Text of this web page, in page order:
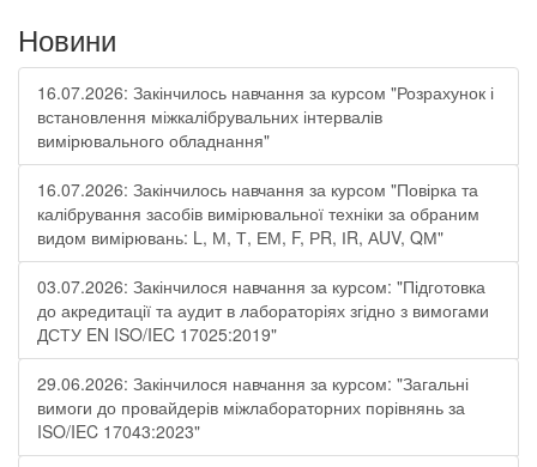
Новини
16.07.2026: Закінчилось навчання за курсом "Розрахунок і
встановлення міжкалібрувальних інтервалів
вимірювального обладнання"
16.07.2026: Закінчилось навчання за курсом "Повірка та
калібрування засобів вимірювальної техніки за обраним
видом вимірювань: L, М, Т, ЕМ, F, РR, ІR, АUV, QМ"
03.07.2026: Закінчилося навчання за курсом: "Підготовка
до акредитації та аудит в лабораторіях згідно з вимогами
ДСТУ EN ISO/IEC 17025:2019"
29.06.2026: Закінчилося навчання за курсом: "Загальні
вимоги до провайдерів міжлабораторних порівнянь за
ISO/IEC 17043:2023"